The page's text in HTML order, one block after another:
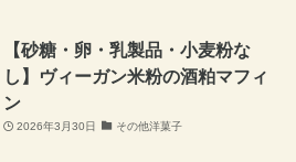
【砂糖・卵・乳製品・小麦粉な
し】ヴィーガン米粉の酒粕マフィ
ン
2026年3月30日 その他洋菓子